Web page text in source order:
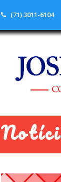
(71) 3011-6104